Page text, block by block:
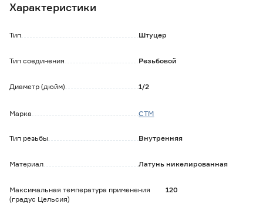
- устойчивость к коррозии;
- крепкая фиксация;
Характеристики
Тип Штуцер
Тип соединения Резьбовой
Диаметр (дюйм) 1/2
Марка СТМ
Тип резьбы Внутренняя
Материал Латунь никелированная
Максимальная температура применения
(градус Цельсия)
120